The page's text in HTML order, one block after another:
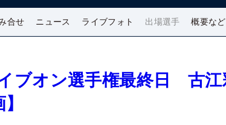
合せ ニュース ライブフォト 出場選手 概要など
ブオン選手権最終日 古江